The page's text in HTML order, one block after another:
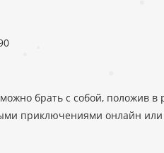
брать с собой, положив в
приключениями онлайн